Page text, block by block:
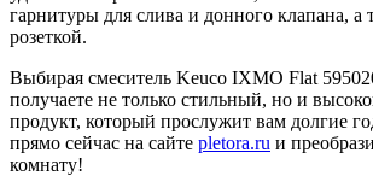
гарнитуры для слива и донного клапана, а
розеткой.
Выбирая смеситель Keuco IXMO Flat
получаете не только стильный, но и
продукт, который прослужит вам долгие
прямо сейчас на сайте pletora.ru и
комнату!